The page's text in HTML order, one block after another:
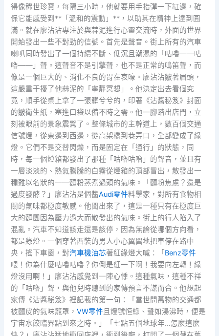
得像稀世珍寶，每隔三小時，他就要用手指彈一下缸邊，確
保它能感受到**「溫和的震動」**，以助其在精神上達到圓
滿。就在廖沾沾專注於與蒜泥進行心靈交流時，外面的世界
開始發出一些不對勁的信號。首先是聲音。街上所有的汽車
喇叭同時發出了一個持續不斷、低沉且潮濕的「咕嚕——咕
嚕——」聲。這聲音不是引擎聲，也不是正常的鳴笛聲，而
像是一個巨大的、消化不良的胃在哀嚎。廖沾沾皺著眉頭，
這嚴重干擾了他蒜泥的「寧靜冥想」。他決定出去看個究
竟，順手從桌上拿了一張髒兮兮的，印著《沾醬秘笈》封面
的皺衛生紙，塞進口袋以備不時之需。他一腳踏出店門，立
刻被眼前的景象震驚了。整條城市的主幹道上，數百個交通
信號燈，從東邊到西邊，從高架橋到巷弄口，全部變成了綠
燈。它們不是交替閃爍，而是固定在「通行」的狀態，同
時，每一個燈箱都發出了那種「咕嚕咕嚕」的聲音，並且有
一層淡淡的、熱氣騰騰的白霧從燈箱的頂部冒出，散發出一
種難以名狀的——麵粉蒸煮過頭的氣味。「麵粉焦慮？還是
過度發酵？」廖沾沾是個醬Audi零件料學家，對所有食物相
關的氣味都極度敏感。他聞出來了，這是一種只有在極度巨
大的麵團因為壓力過大而散發出的氣味。街上的行人陷入了
混亂。汽車不知道該走還是該停，因為無論從哪個方向看，
都是綠燈。一個穿著西裝的男人小心翼翼地把車停在路中
央，搖下車窗，對汽車機油芯著紅綠燈大喊：「 Benz零件
喂！你為什麼咕嚕咕嚕？你倒是紅一下啊！我要向左轉！綠
燈沒用啊！」廖沾沾感覺到一陣心悸。這種氣味，這種不祥
的「咕嚕」聲，與他兒時聽到的家傳預言不謀而合。他想起
家傳《沾醬秘笈》裡記載的第一句：「當世間萬物的交通都
被麵皮的氣味籠罩，VW零件 且燈號恒綠、聲如湯沸時，便是
宇宙水餃臨界點到來之時。」「七點五個地球年…怎麼這麼